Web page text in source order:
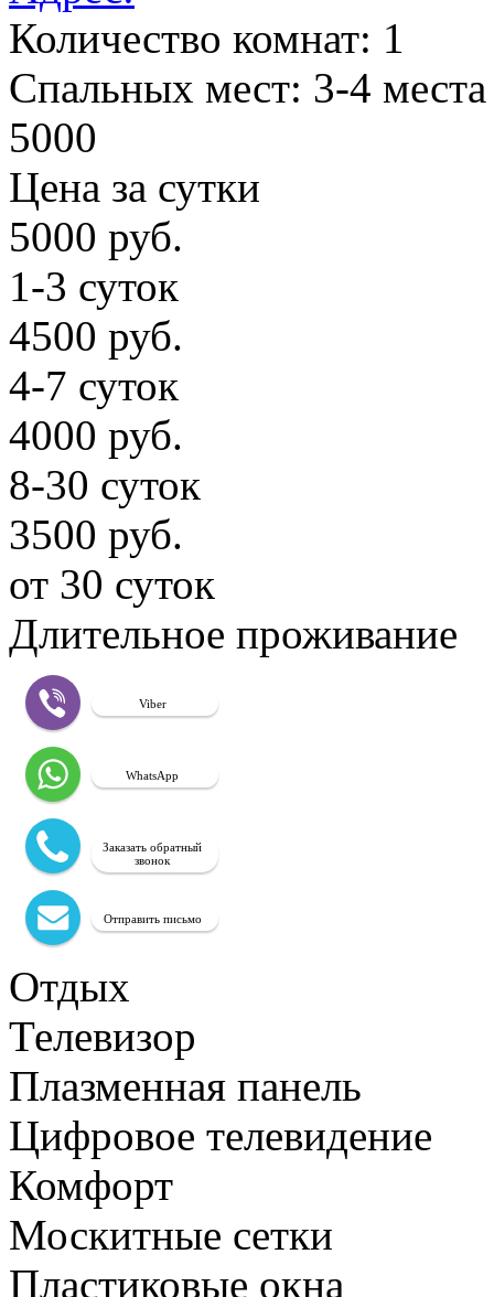
Количество комнат: 1
Cпальных мест: 3-4 места
5000
Цена за сутки
5000 руб.
1-3 суток
4500 руб.
4-7 суток
4000 руб.
8-30 суток
3500 руб.
от 30 суток
Длительное проживание
Viber
WhatsApp
Заказать обратный
звонок
Отправить письмо
Отдых
Телевизор
Плазменная панель
Цифровое телевидение
Комфорт
Москитные сетки
Пластиковые окна